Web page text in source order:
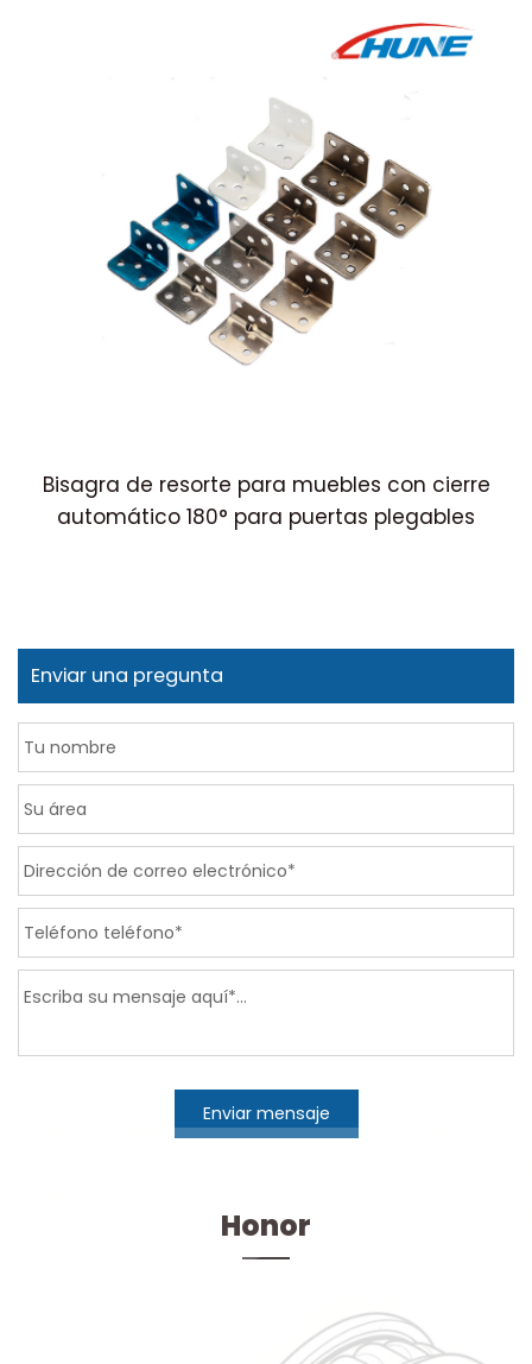
Bisagra de resorte para muebles con cierre
automático 180° para puertas plegables
Enviar una pregunta
Enviar mensaje
Honor